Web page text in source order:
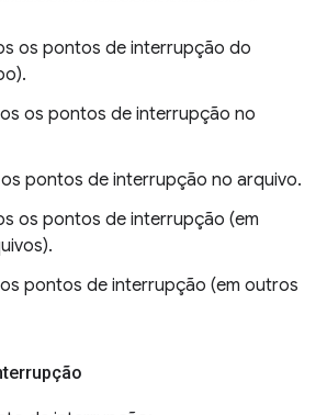
os pontos de interrupção do
os pontos de interrupção no
pontos de interrupção no arquivo.
os pontos de interrupção (em
pontos de interrupção (em outros